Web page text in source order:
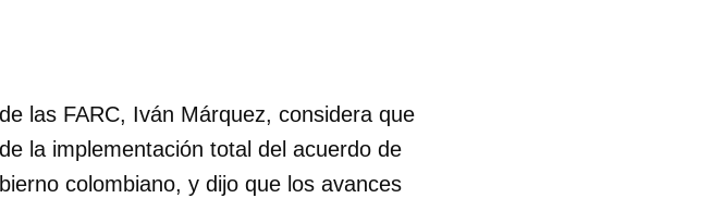
las FARC, Iván Márquez, considera que
la implementación total del acuerdo de
colombiano, y dijo que los avances